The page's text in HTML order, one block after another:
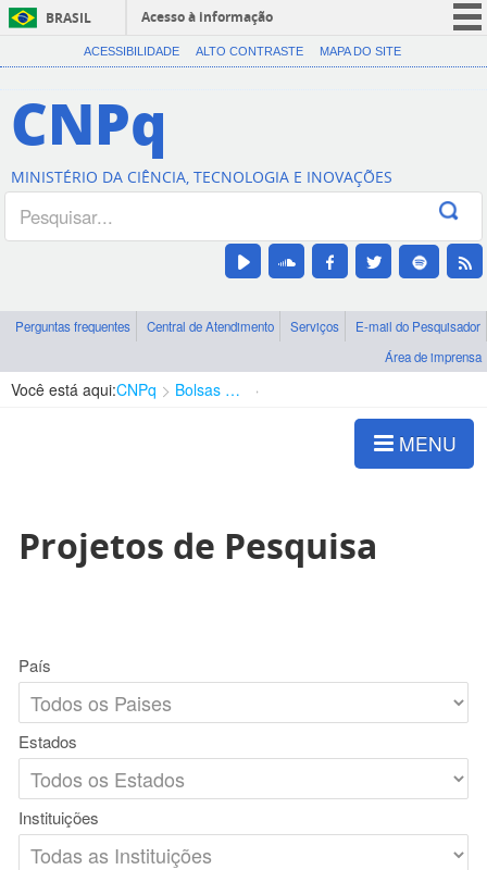
BRASIL
Acesso à informação
CORONAVÍRUS (COVID-19)
Canais
ACESSIBILIDADE ALTO CONTRASTE MAPA DO SITE
CNPq
MINISTÉRIO DA CIÊNCIA, TECNOLOGIA E INOVAÇÕES
Perguntas frequentes Central de Atendimento Serviços
E-mail do Pesquisador
Área de imprensa
Você está aqui:CNPq Bolsas e Auxílios Vigentes
MENU
Projetos de Pesquisa
País
Estados
Instituições